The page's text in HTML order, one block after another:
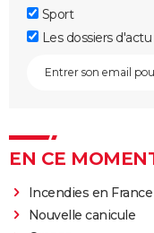
Sport
Les dossiers d'actu
EN CE
Incendies en France
Nouvelle canicule